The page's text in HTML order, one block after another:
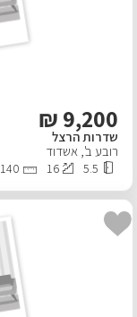
9,200
₪
שדרות הרצל
רובע ב', אשדוד
5.5
16
140